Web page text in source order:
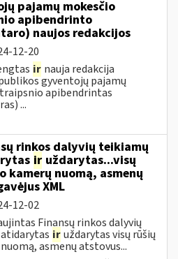
pajamų mokesčio
apibendrinto
naujos redakcijos
12-20
ir nauja redakcija
gyventojų pajamų
apibendrintas
...
rinkos dalyvių teikiamų
ir uždarytas...visų
kamerų nuomą, asmenų
XML
12-02
Finansų rinkos dalyvių
iruždarytas visų rūšių
asmenų atstovus...